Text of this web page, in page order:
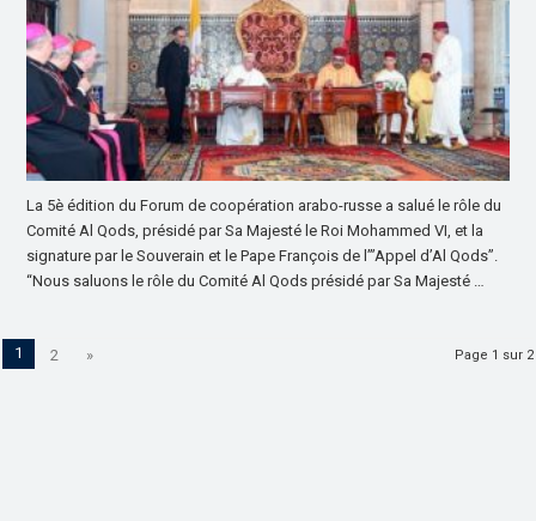
La 5è édition du Forum de coopération arabo-russe a salué le rôle du
Comité Al Qods, présidé par Sa Majesté le Roi Mohammed VI, et la
signature par le Souverain et le Pape François de l’”Appel d’Al Qods”.
“Nous saluons le rôle du Comité Al Qods présidé par Sa Majesté …
Page 1 sur 2
1 2 »